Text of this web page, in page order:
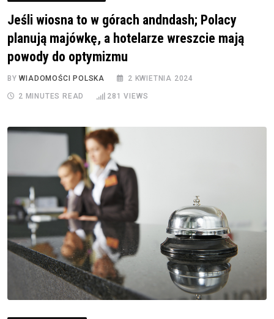
Jeśli wiosna to w górach andndash; Polacy
planują majówkę, a hotelarze wreszcie mają
powody do optymizmu
BYWIADOMOŚCI POLSKA 2 KWIETNIA 2024
2 MINUTES READ 281 VIEWS